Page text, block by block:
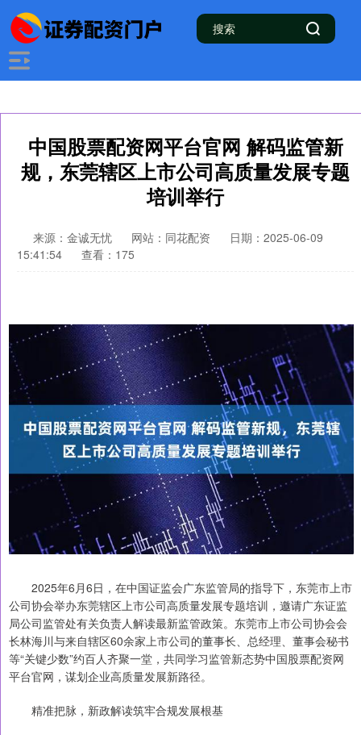
中国股票配资网平台官网 解码监管新
规，东莞辖区上市公司高质量发展专题
培训举行
来源：金诚无忧 网站：同花配资
日期：2025-06-09
15:41:54
查看：175
2025年6月6日，在中国证监会广东监管局的指导下，东莞市上市
公司协会举办东莞辖区上市公司高质量发展专题培训，邀请广东证监
局公司监管处有关负责人解读最新监管政策。东莞市上市公司协会会
长林海川与来自辖区60余家上市公司的董事长、总经理、董事会秘书
等“关键少数”约百人齐聚一堂，共同学习监管新态势中国股票配资网
平台官网，谋划企业高质量发展新路径。
精准把脉，新政解读筑牢合规发展根基